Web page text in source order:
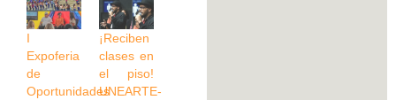
I
Expoferia
de
Oportunidades
¡Reciben
clases en
el piso!
UNEARTE-